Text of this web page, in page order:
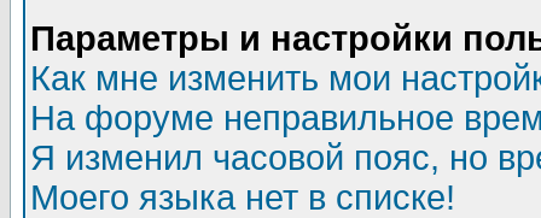
Параметры и настройки
Как мне изменить мои
На форуме неправильное
Я изменил часовой пояс, но
Моего языка нет в списке!